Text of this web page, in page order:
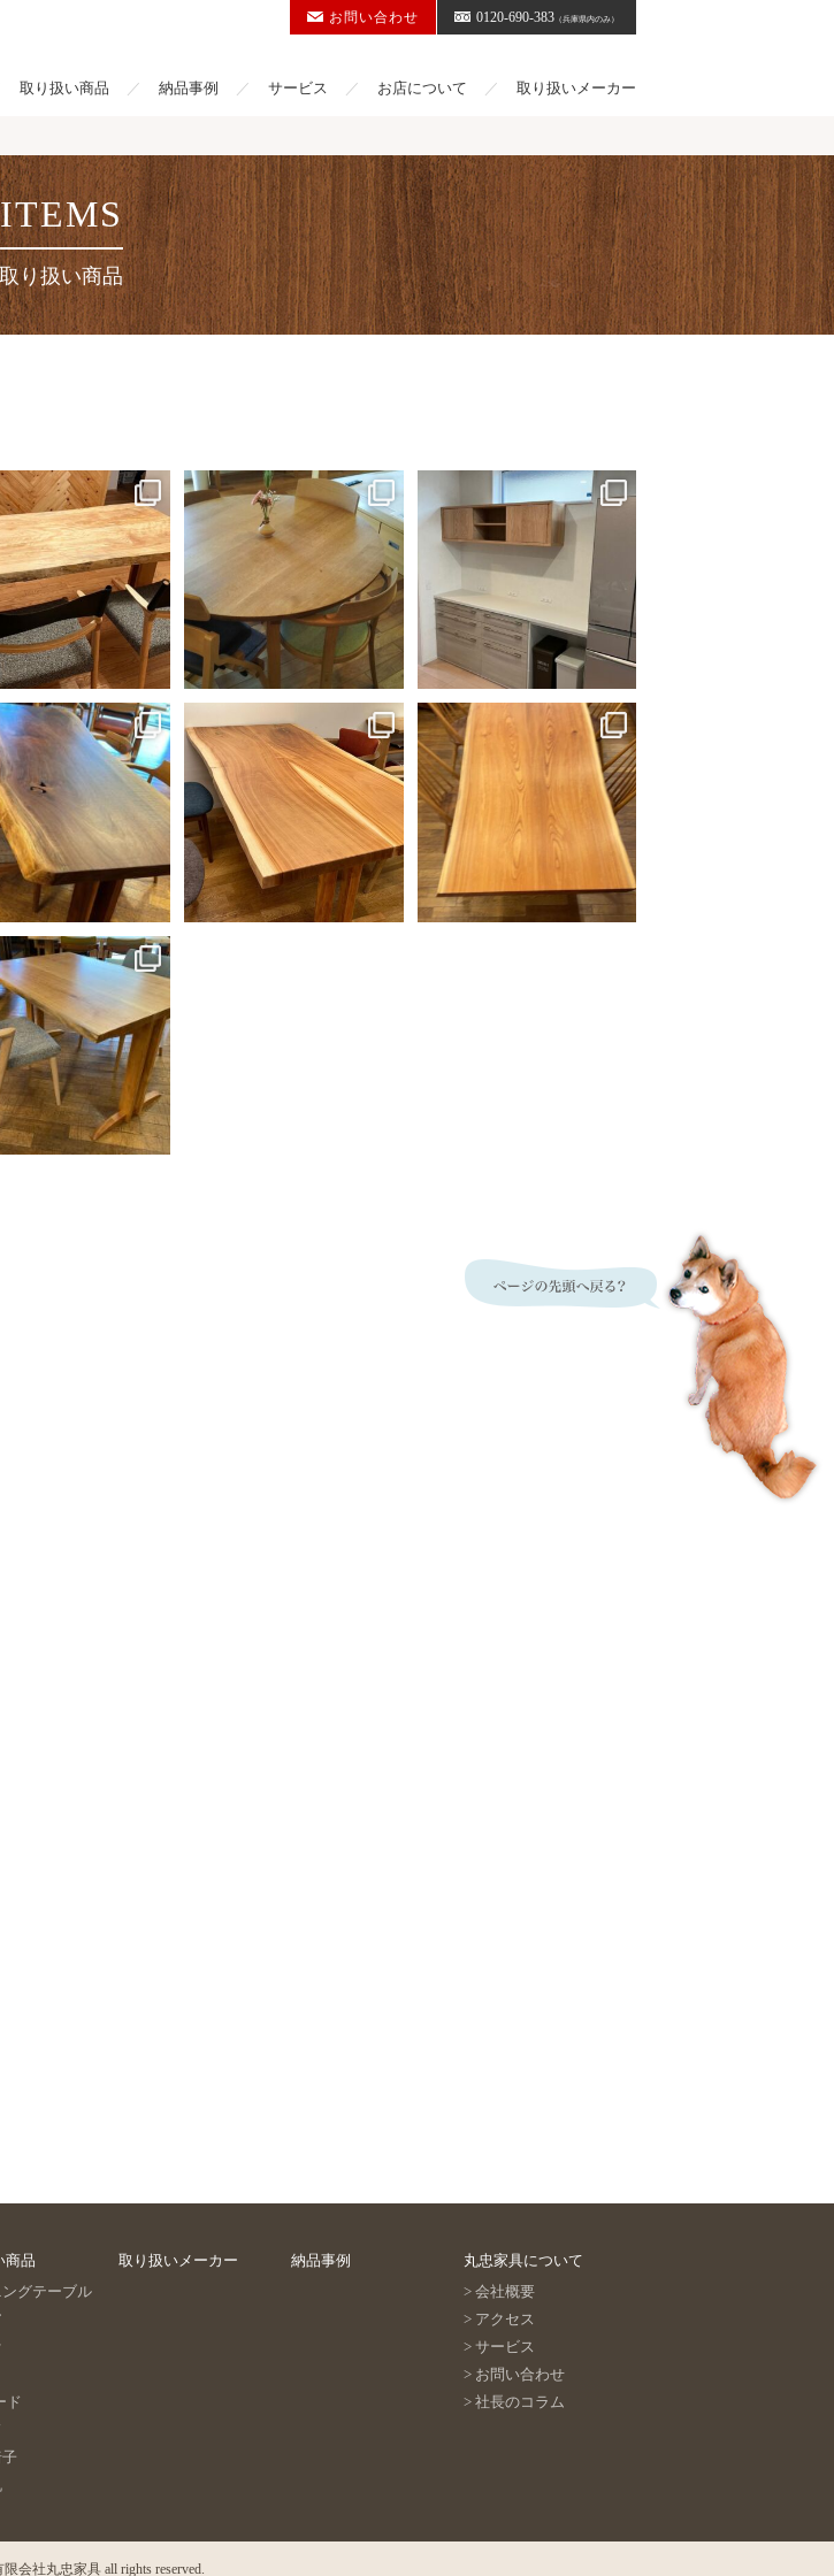
取り扱い商品 納品事例 サービス お店について 取り扱いメーカー
お問い合わせ 0120-690-383 （兵庫県内のみ）
取り扱い商品
人が樺のダイニングテー
に入ってご購入頂きまし
た。...
51 0
丸ダイニングテーブルと椅子をお
届けしました。
ルントウムチェアは座り心地が良
い上にデザインも。
樺のダイニングテーブルと椅子を
ご購入頂いた後、今度は特注でキ
ャビネットと吊り戸を納めさせて
いただきま...
48
木屋さんで購入したウォ
ト材の一枚板を、専務が
ニングテーブルに仕上げ
ました。な...
37 0
木曜日朝、飛騨高山より持ち帰っ
た朱里桜ダイニングテーブルを展
示いたしました。...
30 0
w2400もある大きな欅のブックマッ
チテーブルがお店に並びました。
「長い間倉庫に眠ってたし、いつ
買っ
...
供達が巣立って夫婦二人
ですって言われる事が多
くなりました。
40 0
商品
グテーブル
ド
取り扱いメーカー 納品事例
丸忠家具について
会社概要
アクセス
サービス
お問い合わせ
社長のコラム
限会社丸忠家具all rights reserved.